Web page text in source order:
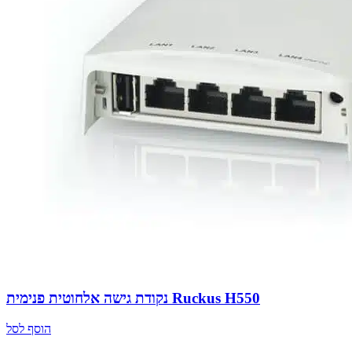
נקודת גישה אלחוטית פנימית Ruckus H550
הוסף לסל